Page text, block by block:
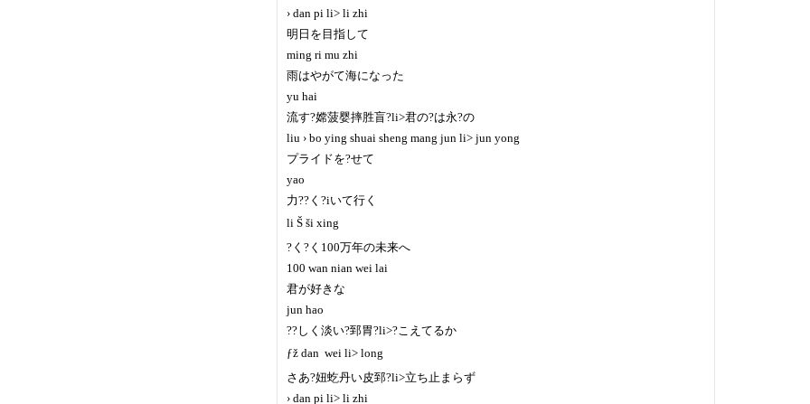
› dan pi li> li zhi
明日を目指して
ming ri mu zhi
雨はやがて海になった
yu hai
流す?嫦菠婴摔胜盲?li>君の?は永?の
liu › bo ying shuai sheng mang jun li> jun yong
プライドを?せて
yao
力??く?iいて行く
li Š ši xing
?く?く100万年の未来へ
100 wan nian wei lai
君が好きな
jun hao
??しく淡い?郅胃?li>?こえてるか
ƒž dan  wei li> long
さあ?妞虼丹い皮郅?li>立ち止まらず
› dan pi li> li zhi